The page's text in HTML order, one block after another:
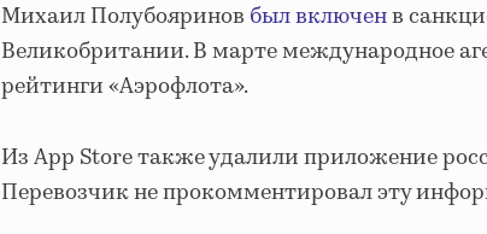
Михаил Полубояринов был включенв
Великобритании. В марте международное
рейтинги «Аэрофлота».
Из App Store также удалили приложение
Перевозчик не прокомментировал эту